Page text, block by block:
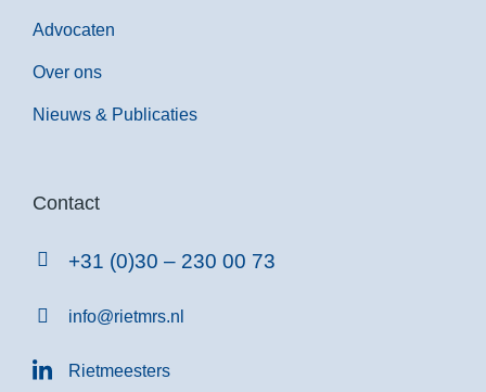
Advocaten
Over ons
Nieuws & Publicaties
Contact
+31 (0)30 – 230 00 73
info@rietmrs.nl
Rietmeesters